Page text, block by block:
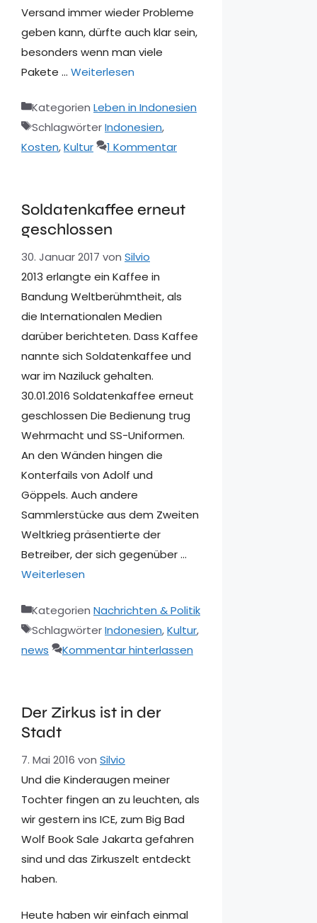
Versand immer wieder Probleme
geben kann, dürfte auch klar sein,
besonders wenn man viele
Pakete … Weiterlesen
Kategorien Leben in Indonesien
SchlagwörterIndonesien,
Kosten,Kultur 1 Kommentar
Soldatenkaffee erneut
geschlossen
30. Januar 2017 von Silvio
2013 erlangte ein Kaffee in
Bandung Weltberühmtheit, als
die Internationalen Medien
darüber berichteten. Dass Kaffee
nannte sich Soldatenkaffee und
war im Naziluck gehalten.
30.01.2016 Soldatenkaffee erneut
geschlossen Die Bedienung trug
Wehrmacht und SS-Uniformen.
An den Wänden hingen die
Konterfails von Adolf und
Göppels. Auch andere
Sammlerstücke aus dem Zweiten
Weltkrieg präsentierte der
Betreiber, der sich gegenüber …
Weiterlesen
Kategorien Nachrichten & Politik
SchlagwörterIndonesien,Kultur,
news
Kommentar hinterlassen
Der Zirkus ist in der
Stadt
7. Mai 2016 von Silvio
Und die Kinderaugen meiner
Tochter fingen an zu leuchten, als
wir gestern ins ICE, zum Big Bad
Wolf Book Sale Jakarta gefahren
sind und das Zirkuszelt entdeckt
haben.
Heute haben wir einfach einmal